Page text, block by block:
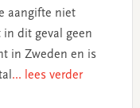
aangifte niet
dit geval geen
in Zweden en is
... lees verder